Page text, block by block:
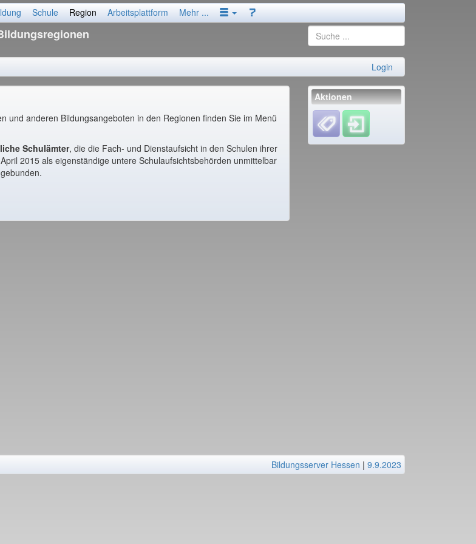
Schule Region Arbeitsplattform Mehr ...
Login
und anderen Bildungsangeboten in den Regionen finden Sie im Menü
Schulämter, die die Fach- und Dienstaufsicht in den Schulen ihrer
2015 als eigenständige untere Schulaufsichtsbehörden unmittelbar
Aktionen
Bildungsserver Hessen | 9.9.2023